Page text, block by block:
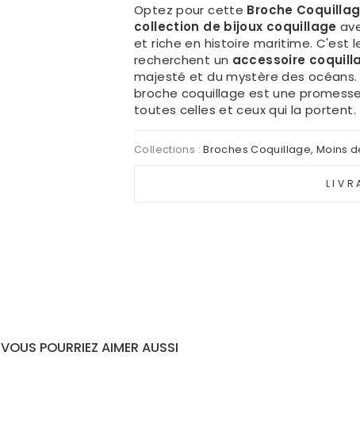
Optez pour cette Broche
collection de bijoux coquillage
et riche en histoire maritime. C'est
recherchent un accessoire
majesté et du mystère des
broche coquillage est une
toutes celles et ceux qui la portent.
Collections :Broches Coquillage, Moins
VOUS POURRIEZ AIMER AUSSI